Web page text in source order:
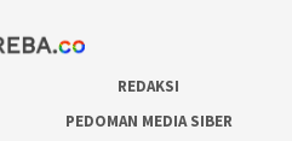
REDAKSI
PEDOMAN MEDIA SIBER